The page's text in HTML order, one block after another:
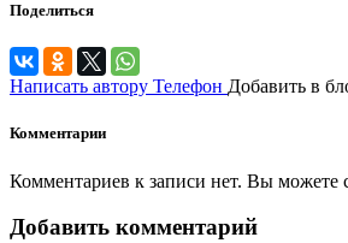
Поделиться
Написать автору Телефон Добавить в
Комментарии
Комментариев к записи нет. Вы можете
Добавить комментарий